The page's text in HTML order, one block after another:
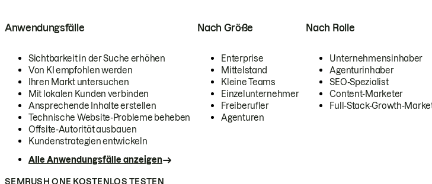
Anwendungsfälle
Sichtbarkeit in der Suche erhöhen
Von KI empfohlen werden
Ihren Markt untersuchen
Mit lokalen Kunden verbinden
Ansprechende Inhalte erstellen
Technische Website-Probleme beheben
Offsite-Autorität ausbauen
Kundenstrategien entwickeln
Alle Anwendungsfälle anzeigen
Nach Größe
Enterprise
Mittelstand
Kleine Teams
Einzelunternehmer
Freiberufler
Agenturen
Nach Rolle
Unternehmensinhaber
Agenturinhaber
SEO-Spezialist
Content-Marketer
Full-Stack-Growth-
SEMRUSH ONE KOSTENLOS TESTEN